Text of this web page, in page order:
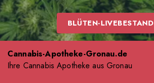
BLÜTEN-LIVEBESTAND
Cannabis-Apotheke-Gronau.de
Ihre Cannabis Apotheke aus Gronau